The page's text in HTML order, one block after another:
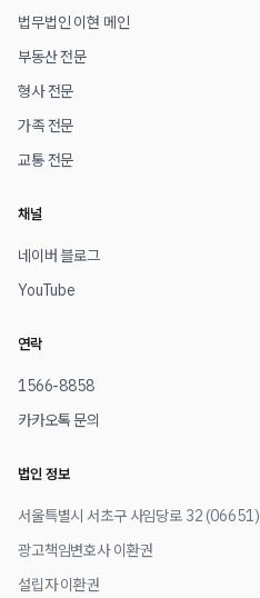
법무법인 이현 메인
부동산 전문
형사 전문
가족 전문
교통 전문
채널
네이버 블로그
YouTube
연락
1566-8858
카카오톡 문의
법인 정보
서울특별시 서초구 사임당로 32 (06651)
광고책임변호사 이환권
설립자 이환권